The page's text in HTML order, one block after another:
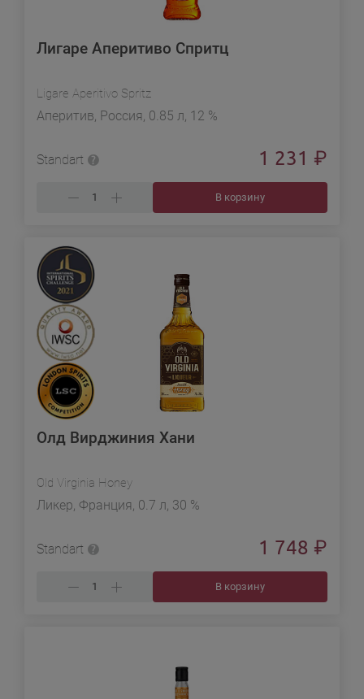
Лигаре Аперитиво Спритц
Ligare Aperitivo Spritz
Аперитив, Россия, 0.85 л, 12 %
Standart 1 231 ₽
В корзину
Олд Вирджиния Хани
Old Virginia Honey
Ликер, Франция, 0.7 л, 30 %
Standart 1 748 ₽
В корзину